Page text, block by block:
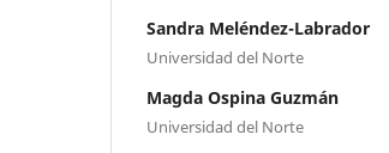
Sandra Meléndez-Labrador
Universidad del Norte
Magda Ospina Guzmán
Universidad del Norte